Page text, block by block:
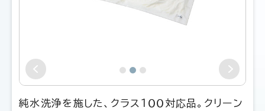
純水洗浄を施した、クラス１００対応品。クリーン